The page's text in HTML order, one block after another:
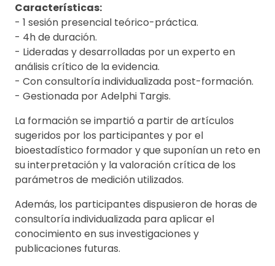
Características:
- 1 sesión presencial teórico-práctica.
- 4h de duración.
- Lideradas y desarrolladas por un experto en
análisis crítico de la evidencia.
- Con consultoría individualizada post-formación.
- Gestionada por Adelphi Targis.
La formación se impartió a partir de artículos
sugeridos por los participantes y por el
bioestadístico formador y que suponían un reto en
su interpretación y la valoración crítica de los
parámetros de medición utilizados.
Además, los participantes dispusieron de horas de
consultoría individualizada para aplicar el
conocimiento en sus investigaciones y
publicaciones futuras.